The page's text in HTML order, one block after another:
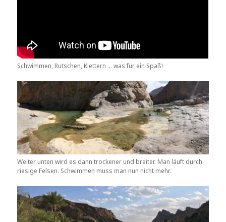
Schwimmen, Rutschen, Klettern … was für ein Spaß!
Weiter unten wird es dann trockener und breiter. Man läuft durch
riesige Felsen. Schwimmen muss man nun nicht mehr.